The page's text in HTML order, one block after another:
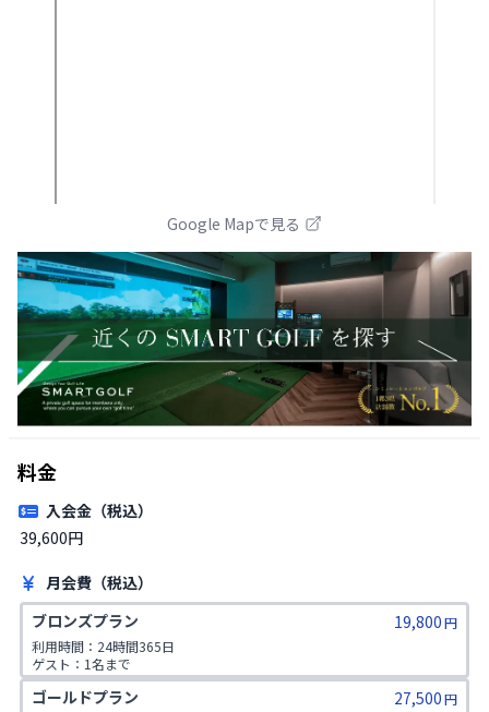
Google Mapで見る
料金
入会金（税込）
39,600円
月会費（税込）
ブロンズプラン
19,800円
利用時間：24時間365日
ゲスト：1名まで
ゴールドプラン 27,500円